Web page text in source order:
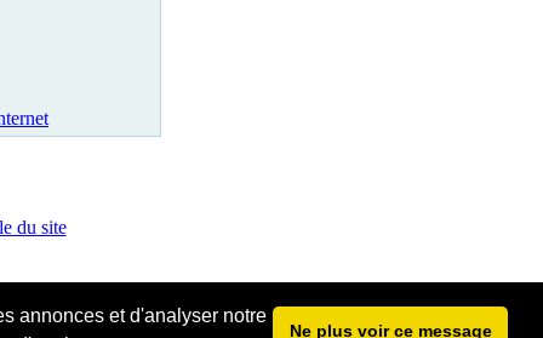
annonces et d'analyser notre
Ne plus voir ce message
du site